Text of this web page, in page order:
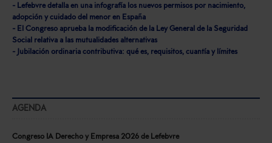
- Lefebvre detalla en una infografía los nuevos permisos por nacimiento,
adopción y cuidado del menor en España
- El Congreso aprueba la modificación de la Ley General de la Seguridad
Social relativa a las mutualidades alternativas
- Jubilación ordinaria contributiva: qué es, requisitos, cuantía y límites
AGENDA
Congreso IA Derecho y Empresa 2026 de Lefebvre